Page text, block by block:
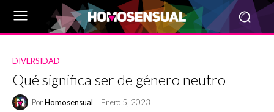
DIVERSIDAD
Qué significa ser de género neutro
PorHomosensual Enero 5, 2023